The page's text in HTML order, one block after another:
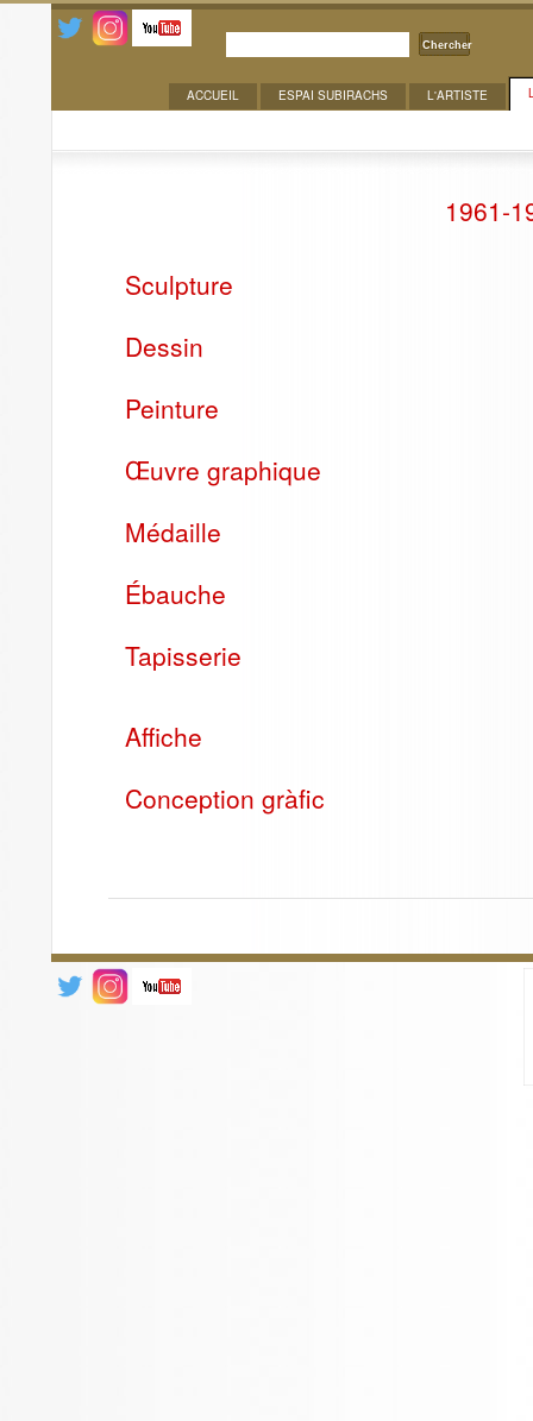
Chercher
L'ARTISTE
ESPAI SUBIRACHS
ACCUEIL
1961-
Sculpture
Dessin
Peinture
Œuvre graphique
Médaille
Ébauche
Tapisserie
Affiche
Conception gràfic